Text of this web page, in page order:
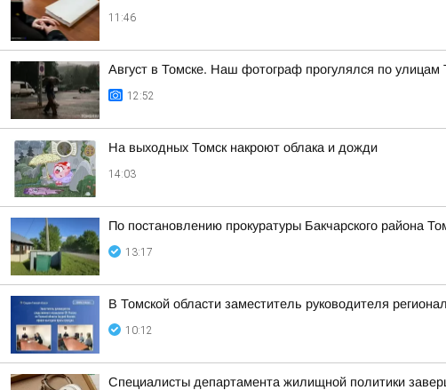
11:46
Август в Томске. Наш фотограф прогулялся по
12:52
На выходных Томск накроют облака и дожди
14:03
По постановлению прокуратуры Бакчарского района
13:17
В Томской области заместитель руководителя
10:12
Специалисты департамента жилищной политики